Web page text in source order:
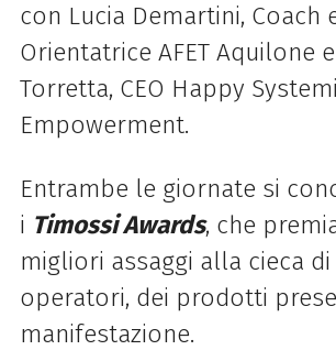
con Lucia Demartini, Coach
Orientatrice AFET Aquilone
Torretta, CEO Happy
Empowerment.
Entrambe le giornate si
i TimossiAwards, che
migliori assaggi alla cieca
operatori, dei prodotti
manifestazione.